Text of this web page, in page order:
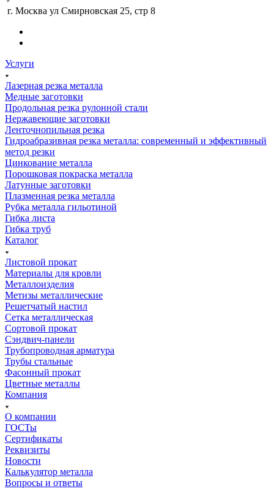
г. Москва ул Смирновская 25, стр 8
Услуги
Лазерная резка металла
Медные заготовки
Продольная резка рулонной стали
Нержавеющие заготовки
Ленточнопильная резка
Гидроабразивная резка металла: современный и эффективный
метод резки
Цинкование металла
Порошковая покраска металла
Латунные заготовки
Плазменная резка металла
Рубка металла гильотиной
Гибка листа
Гибка труб
Каталог
Листовой прокат
Материалы для кровли
Металлоизделия
Метизы металлические
Решетчатый настил
Сетка металлическая
Сортовой прокат
Сэндвич-панели
Трубопроводная арматура
Трубы стальные
Фасонный прокат
Цветные металлы
Компания
О компании
ГОСТы
Сертификаты
Реквизиты
Новости
Калькулятор металла
Вопросы и ответы